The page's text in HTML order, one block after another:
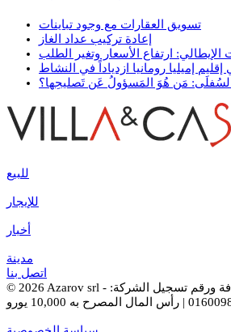
تسويق العقارات مع وجود تباينات
إعادة تركيب عداد الغاز
ارتفاع الأسعار وتغير الطلب
مَن هُوَ المَسؤولُ عَن تَصليحِها؟
للبيع
للإيجار
أخبار
مدينة
اتصل بنا
© 2026 Azarov srl - رقم ضريبة القيمة المضافة ورقم تسجيل الشركة:
المصرح به 10,000 يورو